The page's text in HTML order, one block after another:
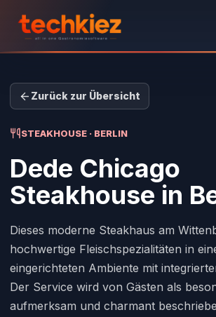
Zurück zur Übersicht
STEAKHOUSE · BERLIN
Dede Chicago
Steakhouse in
Dieses moderne Steakhaus am
hochwertige Fleischspezialitäten in
eingerichteten Ambiente mit
Der Service wird von Gästen als
aufmerksam und charmant